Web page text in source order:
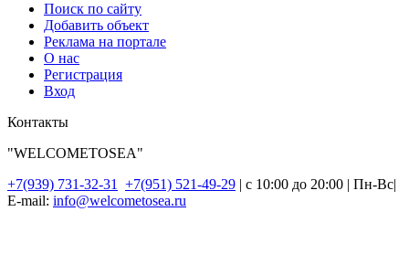
Поиск по сайту
Добавить объект
Реклама на портале
О нас
Регистрация
Вход
Контакты
"WELCOMETOSEA"
+7(939) 731-32-31
+7(951) 521-49-29 | с 10:00 до 20:00 | Пн-Вс|
E-mail: info@welcometosea.ru